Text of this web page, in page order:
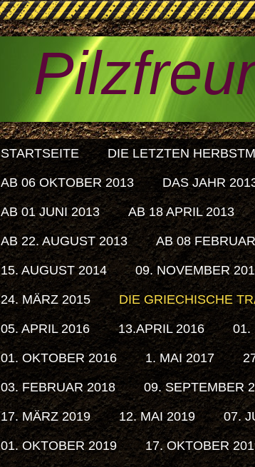
STARTSEITE DIE LETZTEN
AB 06 OKTOBER 2013 DAS JAHR
AB 01 JUNI 2013 AB 18 APRIL 2013
AB 22. AUGUST 2013 AB 08
15. AUGUST 2014 09. NOVEMBER
24. MÄRZ 2015 DIE GRIECHISCHE
05. APRIL 2016 13.APRIL 2016 01.
01. OKTOBER 2016 1. MAI 2017
03. FEBRUAR 2018 09. SEPTEMBER
17. MÄRZ 2019 12. MAI 2019 07.
01. OKTOBER 2019 17. OKTOBER